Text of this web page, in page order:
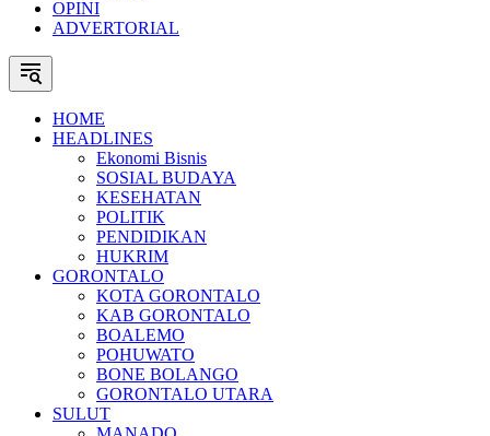
OPINI
ADVERTORIAL
HOME
HEADLINES
Ekonomi Bisnis
SOSIAL BUDAYA
KESEHATAN
POLITIK
PENDIDIKAN
HUKRIM
GORONTALO
KOTA GORONTALO
KAB GORONTALO
BOALEMO
POHUWATO
BONE BOLANGO
GORONTALO UTARA
SULUT